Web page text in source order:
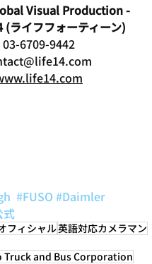
Visual Production -
(ライフフォーティーン)
03-6709-9442
#FUSO #Daimler
式
フィシャル英語対応カメラマン
Truck and Bus Corporation